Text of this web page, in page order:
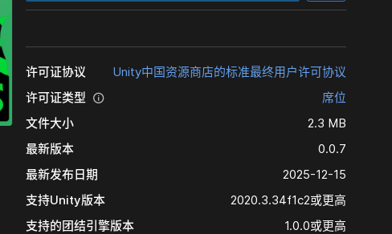
许可证协议
Unity中国资源商店的标准最终用户许可协议
许可证类型
席位
文件大小
2.3 MB
最新版本
0.0.7
最新发布日期
2025-12-15
支持Unity版本
2020.3.34f1c2或更高
支持的团结引擎版本
1.0.0或更高